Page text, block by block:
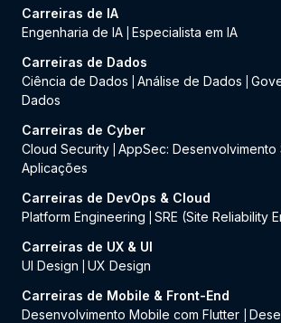
Carreiras de IA
Engenharia de IA Especialista em IA
Carreiras de Dados
Ciência de Dados
Análise de Dados
Dados
Carreiras de Cyber
Cloud Security AppSec: Desenvolvimento
Aplicações
Carreiras de DevOps & Cloud
Platform Engineering
SRE (Site Reliability
Carreiras de UX & UI
UI Design
UX Design
Carreiras de Mobile & Front-End
Desenvolvimento Mobile com Flutter